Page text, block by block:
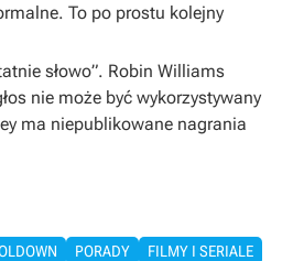
To po prostu kolejny
słowo”. Robin Williams
nie może być wykorzystywany
ma niepublikowane nagrania
PORADY
FILMY I SERIALE